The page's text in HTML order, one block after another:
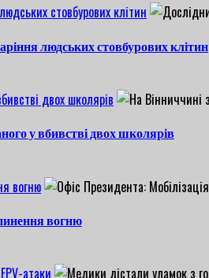
стовбурових клітин
людських стовбурових клітин
двох школярів
у вбивстві двох школярів
вогню
вогню
атаки